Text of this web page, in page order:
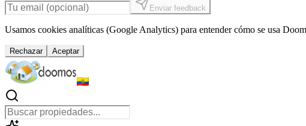
Enviar feedback
Usamos cookies analíticas (Google Analytics) para entender cómo se usa
Rechazar Aceptar